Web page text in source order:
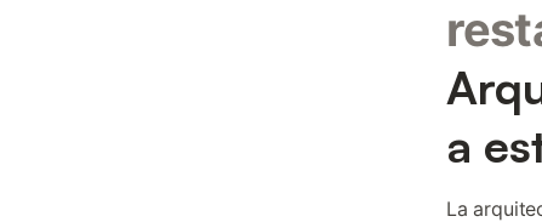
a
La